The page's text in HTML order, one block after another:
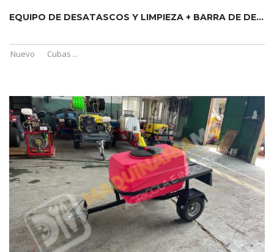
EQUIPO DE DESATASCOS Y LIMPIEZA + BARRA DE DESINFECCIÓN Y H...
Nuevo Cubas ...